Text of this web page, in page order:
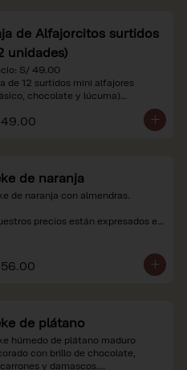
de Alfajorcitos surtidos
unidades)
S/ 49.00
de 12 surtidos mini alfajores
chocolate y lúcuma)
precios están expresados en
de naranja
de naranja con almendras.
precios están expresados en
de plátano
húmedo de plátano maduro
con brillo de chocolate,
y damascos.